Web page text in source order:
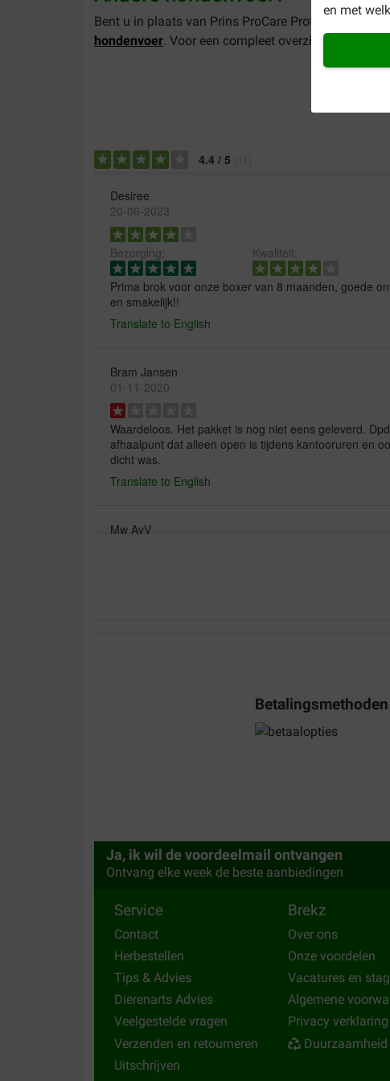
en met
Bent u in plaats van Prins ProCare Protection
hondenvoer. Voor een compleet overzicht van al
4.4 / 5
Desiree
20-06-2023
Bezorging: Kwaliteit:
Prima brok voor onze boxer van 8 maanden, goede
en smakelijk!!
Translate to English
Bram Jansen
01-11-2020
Waardeloos. Het pakket is nog niet eens geleverd.
afhaalpunt dat alleen open is tijdens kantooruren en
dicht was.
Translate to English
Mw AvV
hond vind het lekker, en eet het snel op
Het perfecte voer voor mijn mooi Golden retriever.
vlees door de smakelijke geperste brok. Bijzonder
prijs.
Betalingsmethoden
Ja, ik wil de voordeelmail ontvangen
Ontvang elke week de beste aanbiedingen
Service
Contact
Herbestellen
Tips & Advies
Dierenarts Advies
Veelgestelde vragen
Verzenden en retourneren
Uitschrijven
Brekz
Over ons
Onze voordelen
Vacatures en
Algemene
Privacy verklaring
Duurzaamheid